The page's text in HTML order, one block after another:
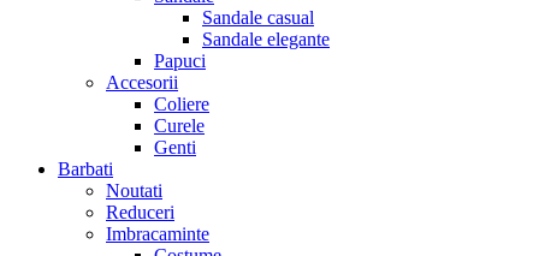
Sandale casual
Sandale elegante
Papuci
Accesorii
Coliere
Curele
Genti
Barbati
Noutati
Reduceri
Imbracaminte